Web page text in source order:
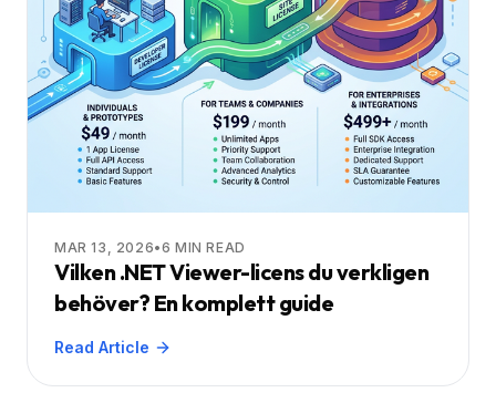
MAR 13, 2026•6 MIN READ
Vilken .NET Viewer-licens du verkligen
behöver? En komplett guide
Read Article